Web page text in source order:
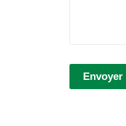
Envoyer